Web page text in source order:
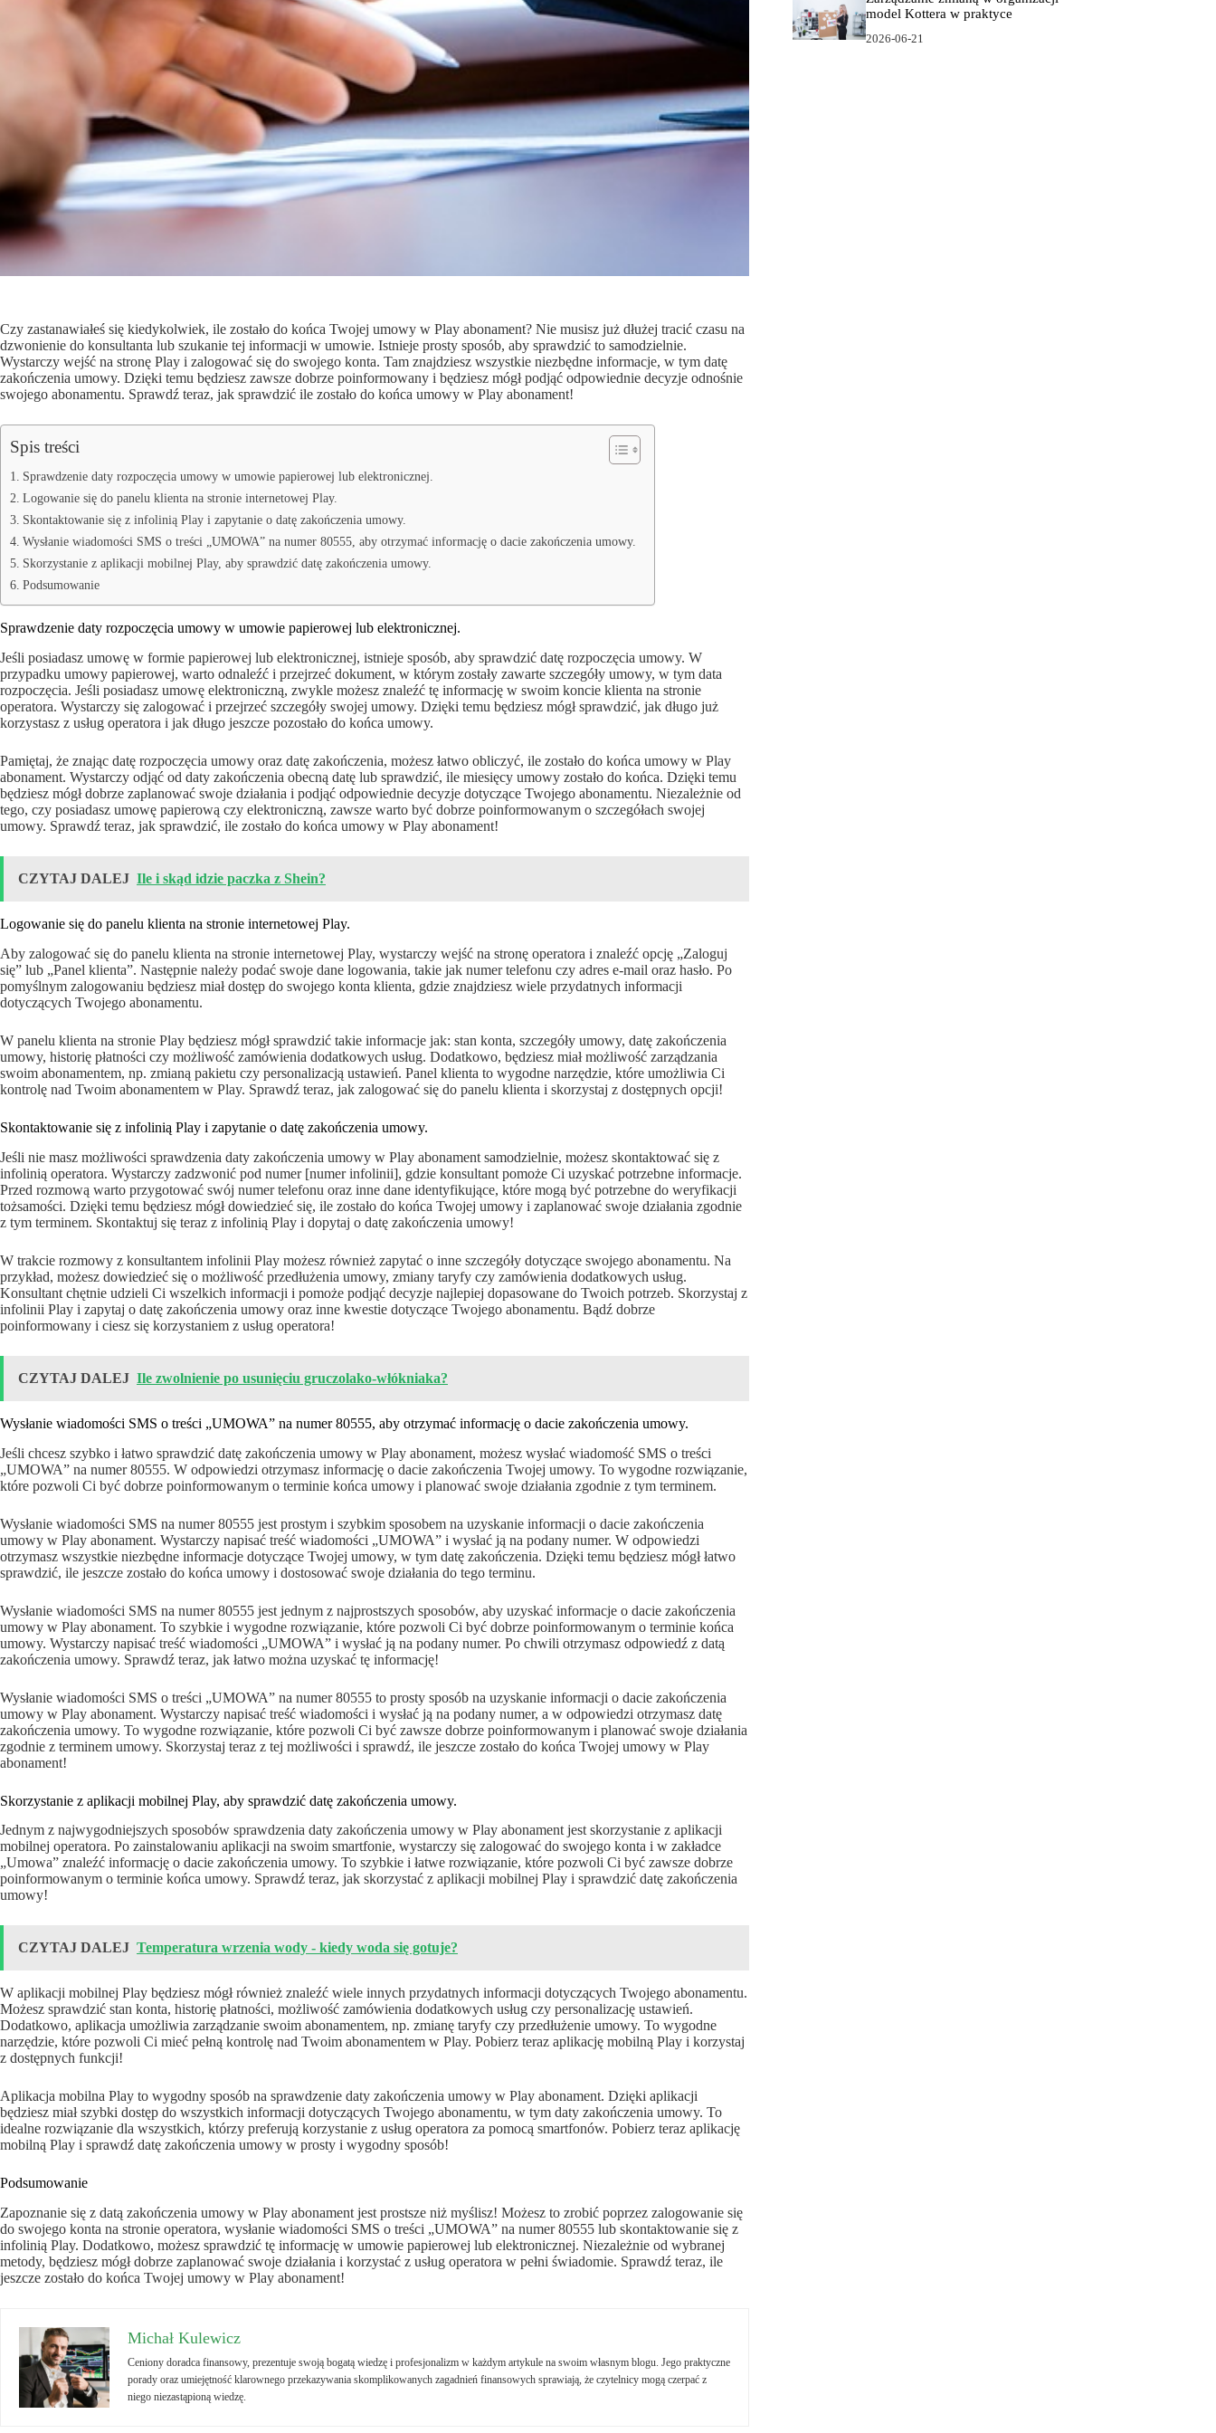
Czy zastanawiałeś się kiedykolwiek, ile zostało do końca Twojej umowy w Play abonament? Nie musisz już dłużej tracić czasu na
dzwonienie do konsultanta lub szukanie tej informacji w umowie. Istnieje prosty sposób, aby sprawdzić to samodzielnie.
Wystarczy wejść na stronę Play i zalogować się do swojego konta. Tam znajdziesz wszystkie niezbędne informacje, w tym datę
zakończenia umowy. Dzięki temu będziesz zawsze dobrze poinformowany i będziesz mógł podjąć odpowiednie decyzje odnośnie
swojego abonamentu. Sprawdź teraz, jak sprawdzić ile zostało do końca umowy w Play abonament!
Spis treści
Sprawdzenie daty rozpoczęcia umowy w umowie papierowej lub elektronicznej.
Logowanie się do panelu klienta na stronie internetowej Play.
Skontaktowanie się z infolinią Play i zapytanie o datę zakończenia umowy.
Wysłanie wiadomości SMS o treści „UMOWA” na numer 80555, aby otrzymać informację o dacie zakończenia umowy.
Skorzystanie z aplikacji mobilnej Play, aby sprawdzić datę zakończenia umowy.
Podsumowanie
Sprawdzenie daty rozpoczęcia umowy w umowie papierowej lub elektronicznej.
Jeśli posiadasz umowę w formie papierowej lub elektronicznej, istnieje sposób, aby sprawdzić datę rozpoczęcia umowy. W
przypadku umowy papierowej, warto odnaleźć i przejrzeć dokument, w którym zostały zawarte szczegóły umowy, w tym data
rozpoczęcia. Jeśli posiadasz umowę elektroniczną, zwykle możesz znaleźć tę informację w swoim koncie klienta na stronie
operatora. Wystarczy się zalogować i przejrzeć szczegóły swojej umowy. Dzięki temu będziesz mógł sprawdzić, jak długo już
korzystasz z usług operatora i jak długo jeszcze pozostało do końca umowy.
Pamiętaj, że znając datę rozpoczęcia umowy oraz datę zakończenia, możesz łatwo obliczyć, ile zostało do końca umowy w Play
abonament. Wystarczy odjąć od daty zakończenia obecną datę lub sprawdzić, ile miesięcy umowy zostało do końca. Dzięki temu
będziesz mógł dobrze zaplanować swoje działania i podjąć odpowiednie decyzje dotyczące Twojego abonamentu. Niezależnie od
tego, czy posiadasz umowę papierową czy elektroniczną, zawsze warto być dobrze poinformowanym o szczegółach swojej
umowy. Sprawdź teraz, jak sprawdzić, ile zostało do końca umowy w Play abonament!
CZYTAJ DALEJ Ile i skąd idzie paczka z Shein?
Logowanie się do panelu klienta na stronie internetowej Play.
Aby zalogować się do panelu klienta na stronie internetowej Play, wystarczy wejść na stronę operatora i znaleźć opcję „Zaloguj
się” lub „Panel klienta”. Następnie należy podać swoje dane logowania, takie jak numer telefonu czy adres e-mail oraz hasło. Po
pomyślnym zalogowaniu będziesz miał dostęp do swojego konta klienta, gdzie znajdziesz wiele przydatnych informacji
dotyczących Twojego abonamentu.
W panelu klienta na stronie Play będziesz mógł sprawdzić takie informacje jak: stan konta, szczegóły umowy, datę zakończenia
umowy, historię płatności czy możliwość zamówienia dodatkowych usług. Dodatkowo, będziesz miał możliwość zarządzania
swoim abonamentem, np. zmianą pakietu czy personalizacją ustawień. Panel klienta to wygodne narzędzie, które umożliwia Ci
kontrolę nad Twoim abonamentem w Play. Sprawdź teraz, jak zalogować się do panelu klienta i skorzystaj z dostępnych opcji!
Skontaktowanie się z infolinią Play i zapytanie o datę zakończenia umowy.
Jeśli nie masz możliwości sprawdzenia daty zakończenia umowy w Play abonament samodzielnie, możesz skontaktować się z
infolinią operatora. Wystarczy zadzwonić pod numer [numer infolinii], gdzie konsultant pomoże Ci uzyskać potrzebne informacje.
Przed rozmową warto przygotować swój numer telefonu oraz inne dane identyfikujące, które mogą być potrzebne do weryfikacji
tożsamości. Dzięki temu będziesz mógł dowiedzieć się, ile zostało do końca Twojej umowy i zaplanować swoje działania zgodnie
z tym terminem. Skontaktuj się teraz z infolinią Play i dopytaj o datę zakończenia umowy!
W trakcie rozmowy z konsultantem infolinii Play możesz również zapytać o inne szczegóły dotyczące swojego abonamentu. Na
przykład, możesz dowiedzieć się o możliwość przedłużenia umowy, zmiany taryfy czy zamówienia dodatkowych usług.
Konsultant chętnie udzieli Ci wszelkich informacji i pomoże podjąć decyzje najlepiej dopasowane do Twoich potrzeb. Skorzystaj z
infolinii Play i zapytaj o datę zakończenia umowy oraz inne kwestie dotyczące Twojego abonamentu. Bądź dobrze
poinformowany i ciesz się korzystaniem z usług operatora!
CZYTAJ DALEJ Ile zwolnienie po usunięciu gruczolako-włókniaka?
Wysłanie wiadomości SMS o treści „UMOWA” na numer 80555, aby otrzymać informację o dacie zakończenia umowy.
Jeśli chcesz szybko i łatwo sprawdzić datę zakończenia umowy w Play abonament, możesz wysłać wiadomość SMS o treści
„UMOWA” na numer 80555. W odpowiedzi otrzymasz informację o dacie zakończenia Twojej umowy. To wygodne rozwiązanie,
które pozwoli Ci być dobrze poinformowanym o terminie końca umowy i planować swoje działania zgodnie z tym terminem.
Wysłanie wiadomości SMS na numer 80555 jest prostym i szybkim sposobem na uzyskanie informacji o dacie zakończenia
umowy w Play abonament. Wystarczy napisać treść wiadomości „UMOWA” i wysłać ją na podany numer. W odpowiedzi
otrzymasz wszystkie niezbędne informacje dotyczące Twojej umowy, w tym datę zakończenia. Dzięki temu będziesz mógł łatwo
sprawdzić, ile jeszcze zostało do końca umowy i dostosować swoje działania do tego terminu.
Wysłanie wiadomości SMS na numer 80555 jest jednym z najprostszych sposobów, aby uzyskać informacje o dacie zakończenia
umowy w Play abonament. To szybkie i wygodne rozwiązanie, które pozwoli Ci być dobrze poinformowanym o terminie końca
umowy. Wystarczy napisać treść wiadomości „UMOWA” i wysłać ją na podany numer. Po chwili otrzymasz odpowiedź z datą
zakończenia umowy. Sprawdź teraz, jak łatwo można uzyskać tę informację!
Wysłanie wiadomości SMS o treści „UMOWA” na numer 80555 to prosty sposób na uzyskanie informacji o dacie zakończenia
umowy w Play abonament. Wystarczy napisać treść wiadomości i wysłać ją na podany numer, a w odpowiedzi otrzymasz datę
zakończenia umowy. To wygodne rozwiązanie, które pozwoli Ci być zawsze dobrze poinformowanym i planować swoje działania
zgodnie z terminem umowy. Skorzystaj teraz z tej możliwości i sprawdź, ile jeszcze zostało do końca Twojej umowy w Play
abonament!
Skorzystanie z aplikacji mobilnej Play, aby sprawdzić datę zakończenia umowy.
Jednym z najwygodniejszych sposobów sprawdzenia daty zakończenia umowy w Play abonament jest skorzystanie z aplikacji
mobilnej operatora. Po zainstalowaniu aplikacji na swoim smartfonie, wystarczy się zalogować do swojego konta i w zakładce
„Umowa” znaleźć informację o dacie zakończenia umowy. To szybkie i łatwe rozwiązanie, które pozwoli Ci być zawsze dobrze
poinformowanym o terminie końca umowy. Sprawdź teraz, jak skorzystać z aplikacji mobilnej Play i sprawdzić datę zakończenia
umowy!
CZYTAJ DALEJ Temperatura wrzenia wody - kiedy woda się gotuje?
W aplikacji mobilnej Play będziesz mógł również znaleźć wiele innych przydatnych informacji dotyczących Twojego abonamentu.
Możesz sprawdzić stan konta, historię płatności, możliwość zamówienia dodatkowych usług czy personalizację ustawień.
Dodatkowo, aplikacja umożliwia zarządzanie swoim abonamentem, np. zmianę taryfy czy przedłużenie umowy. To wygodne
narzędzie, które pozwoli Ci mieć pełną kontrolę nad Twoim abonamentem w Play. Pobierz teraz aplikację mobilną Play i korzystaj
z dostępnych funkcji!
Aplikacja mobilna Play to wygodny sposób na sprawdzenie daty zakończenia umowy w Play abonament. Dzięki aplikacji
będziesz miał szybki dostęp do wszystkich informacji dotyczących Twojego abonamentu, w tym daty zakończenia umowy. To
idealne rozwiązanie dla wszystkich, którzy preferują korzystanie z usług operatora za pomocą smartfonów. Pobierz teraz aplikację
mobilną Play i sprawdź datę zakończenia umowy w prosty i wygodny sposób!
Podsumowanie
Zapoznanie się z datą zakończenia umowy w Play abonament jest prostsze niż myślisz! Możesz to zrobić poprzez zalogowanie się
do swojego konta na stronie operatora, wysłanie wiadomości SMS o treści „UMOWA” na numer 80555 lub skontaktowanie się z
infolinią Play. Dodatkowo, możesz sprawdzić tę informację w umowie papierowej lub elektronicznej. Niezależnie od wybranej
metody, będziesz mógł dobrze zaplanować swoje działania i korzystać z usług operatora w pełni świadomie. Sprawdź teraz, ile
jeszcze zostało do końca Twojej umowy w Play abonament!
Michał Kulewicz
Ceniony doradca finansowy, prezentuje swoją bogatą wiedzę i profesjonalizm w każdym artykule na swoim własnym blogu. Jego praktyczne
porady oraz umiejętność klarownego przekazywania skomplikowanych zagadnień finansowych sprawiają, że czytelnicy mogą czerpać z
niego niezastąpioną wiedzę.
model Kottera w praktyce
2026-06-21